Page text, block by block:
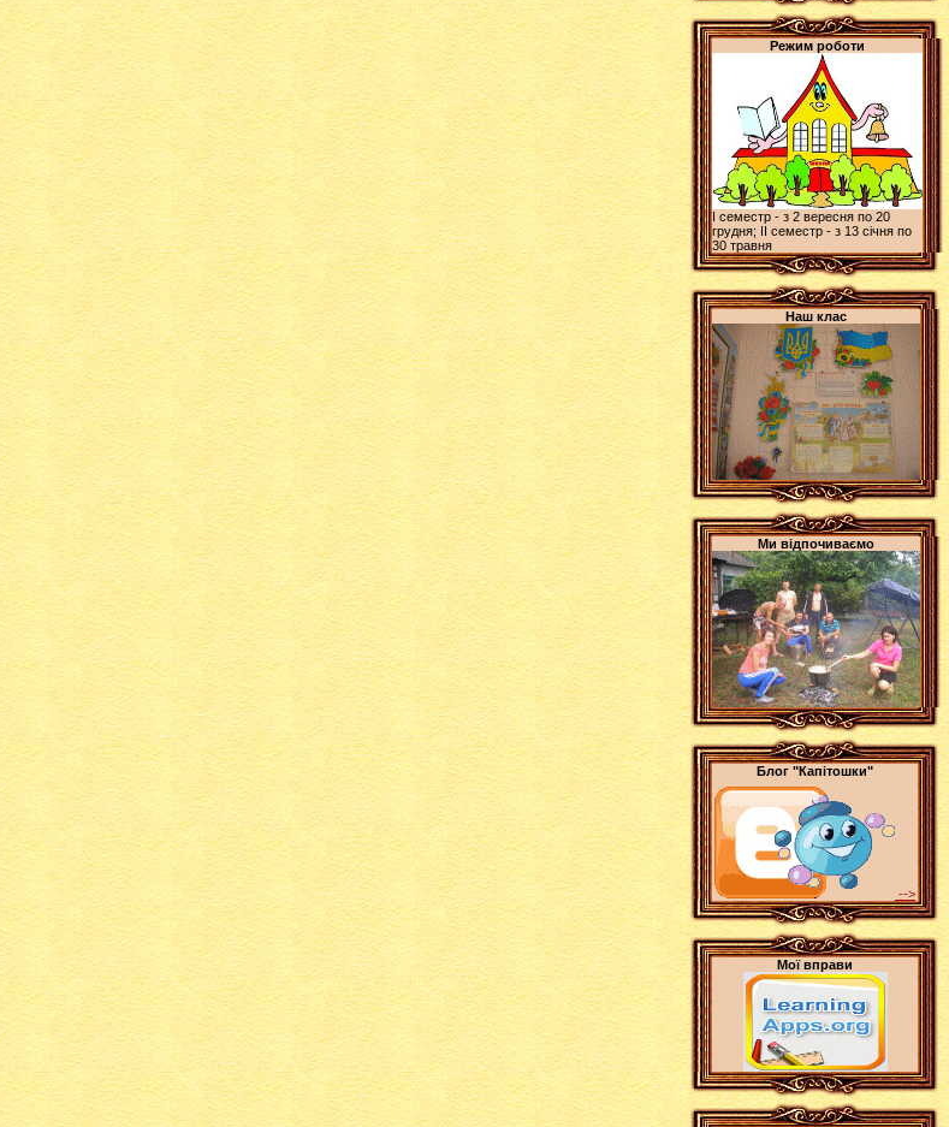
Режим роботи
І семестр - з 2 вересня по 20
грудня; ІІ семестр - з 13 січня по
30 травня
Наш клас
Ми відпочиваємо
Блог "Капітошки"
-->
Мої вправи